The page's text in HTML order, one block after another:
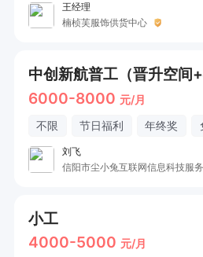
王经理
楠桢芙服饰供货中心
中创新航普工（晋升空间+
6000-8000 元/月
不限 节日福利 年终奖
刘飞
小工
4000-5000 元/月